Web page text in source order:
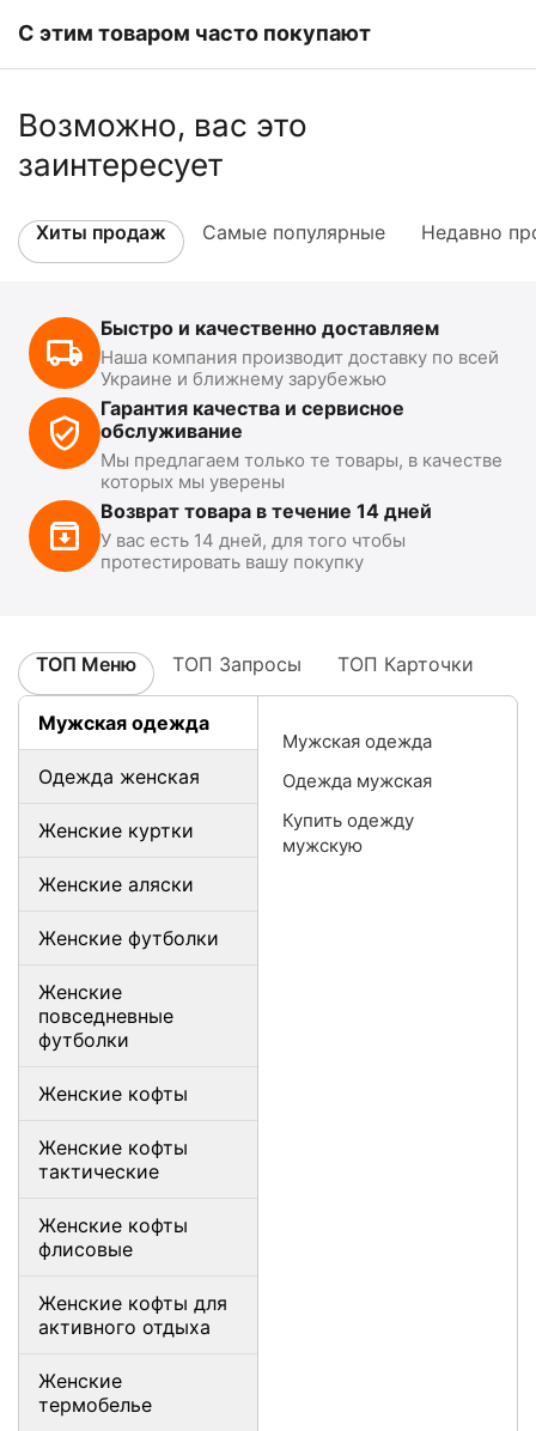
С этим товаром часто покупают
Возможно, вас это
заинтересует
Хиты продаж Самые популярные Недавно
Быстро и качественно доставляем
Наша компания производит доставку по всей
Украине и ближнему зарубежью
Гарантия качества и сервисное
обслуживание
Мы предлагаем только те товары, в качестве
которых мы уверены
Возврат товара в течение 14 дней
У вас есть 14 дней, для того чтобы
протестировать вашу покупку
ТОП Меню ТОП Запросы ТОП Карточки
Мужская одежда
Одежда женская
Женские куртки
Женские аляски
Женские футболки
Женские
повседневные
футболки
Женские кофты
Женские кофты
тактические
Женские кофты
флисовые
Женские кофты для
активного отдыха
Женские
термобелье
Мужская одежда
Одежда мужская
Купить одежду
мужскую